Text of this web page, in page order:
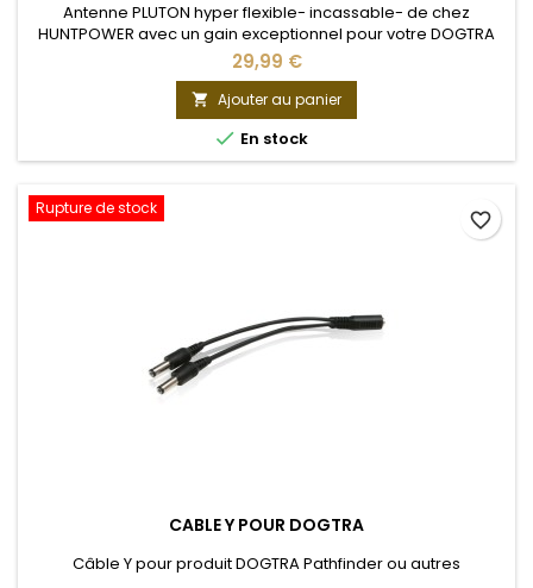
Antenne PLUTON hyper flexible- incassable- de chez
HUNTPOWER avec un gain exceptionnel pour votre DOGTRA
PATHFINDER
29,99 €
 Ajouter au panier
 En stock
Rupture de stock
CABLE Y POUR DOGTRA
Câble Y pour produit DOGTRA Pathfinder ou autres
favorite_border